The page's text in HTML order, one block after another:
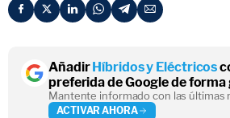
AñadirHíbridos y Eléctricos
preferida de Google de
Mantente informado con las últimas
ACTIVAR AHORA